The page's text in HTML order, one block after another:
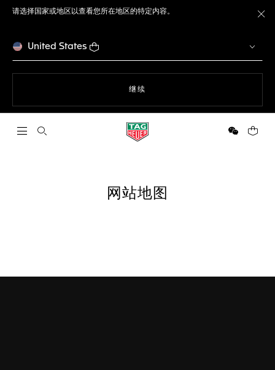
请选择国家或地区以查看您所在地区的特定内容。
United States
继续
打开搜索 微信 您的
网站地图